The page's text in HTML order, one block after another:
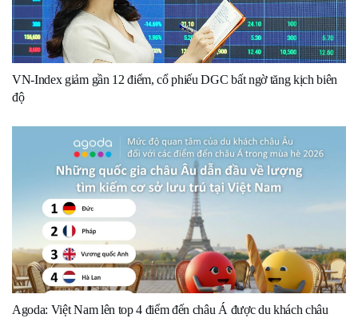
VN-Index giảm gần 12 điểm, cổ phiếu DGC bất ngờ tăng kịch biên
độ
Agoda: Việt Nam lên top 4 điểm đến châu Á được du khách châu